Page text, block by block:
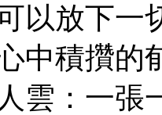
以放下一
中積攢的
雲：一張